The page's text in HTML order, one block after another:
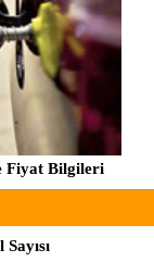
Fiyat Bilgileri